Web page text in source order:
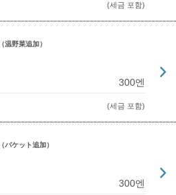
(세금 포함)
野菜追加）
300엔
(세금 포함)
ケット追加）
300엔